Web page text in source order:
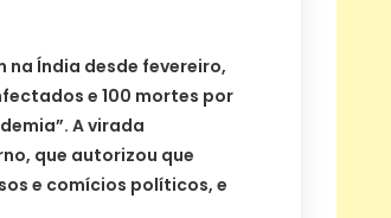
na Índia desde fevereiro,
e 100 mortes por
A virada
que autorizou que
e comícios políticos, e